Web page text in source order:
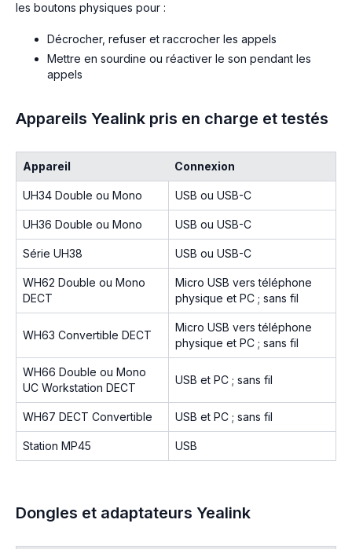
les boutons physiques pour :
Décrocher, refuser et raccrocher les appels
Mettre en sourdine ou réactiver le son pendant les
appels
Appareils Yealink pris en charge et testés
Appareil Connexion
UH34 Double ou Mono USB ou USB-C
UH36 Double ou Mono USB ou USB-C
Série UH38 USB ou USB-C
WH62 Double ou Mono
DECT
Micro USB vers téléphone
physique et PC ; sans fil
WH63 Convertible DECT
Micro USB vers téléphone
physique et PC ; sans fil
WH66 Double ou Mono
UC Workstation DECT
USB et PC ; sans fil
WH67 DECT Convertible USB et PC ; sans fil
Station MP45 USB
Dongles et adaptateurs Yealink